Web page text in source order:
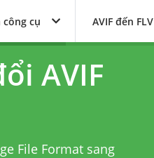
công cụ AVIF đến FLV
AVIF
File Format sang